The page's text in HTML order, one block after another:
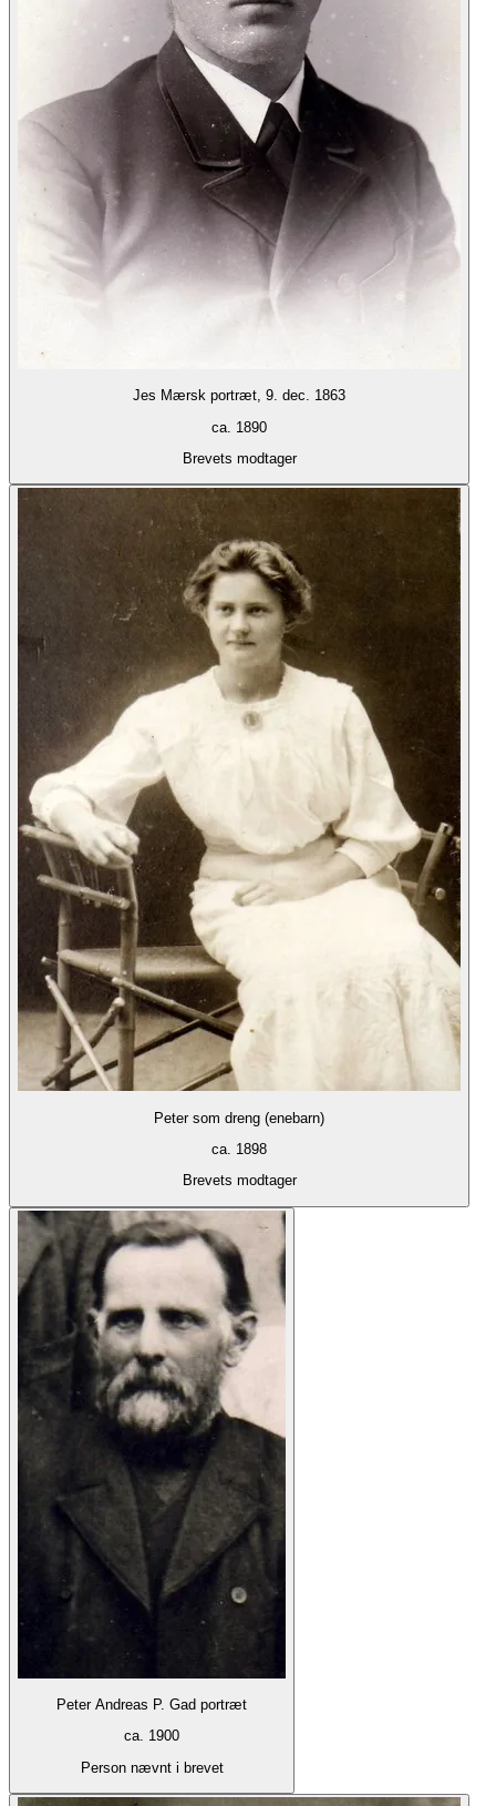
Jes Mærsk portræt, 9. dec. 1863
ca. 1890
Brevets modtager
Peter som dreng (enebarn)
ca. 1898
Brevets modtager
Peter Andreas P. Gad portræt
ca. 1900
Person nævnt i brevet